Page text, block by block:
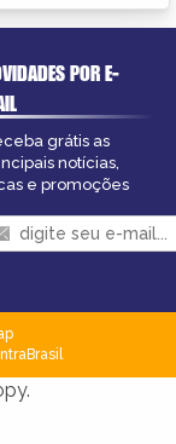
POR E-
grátis as
notícias,
e promoções